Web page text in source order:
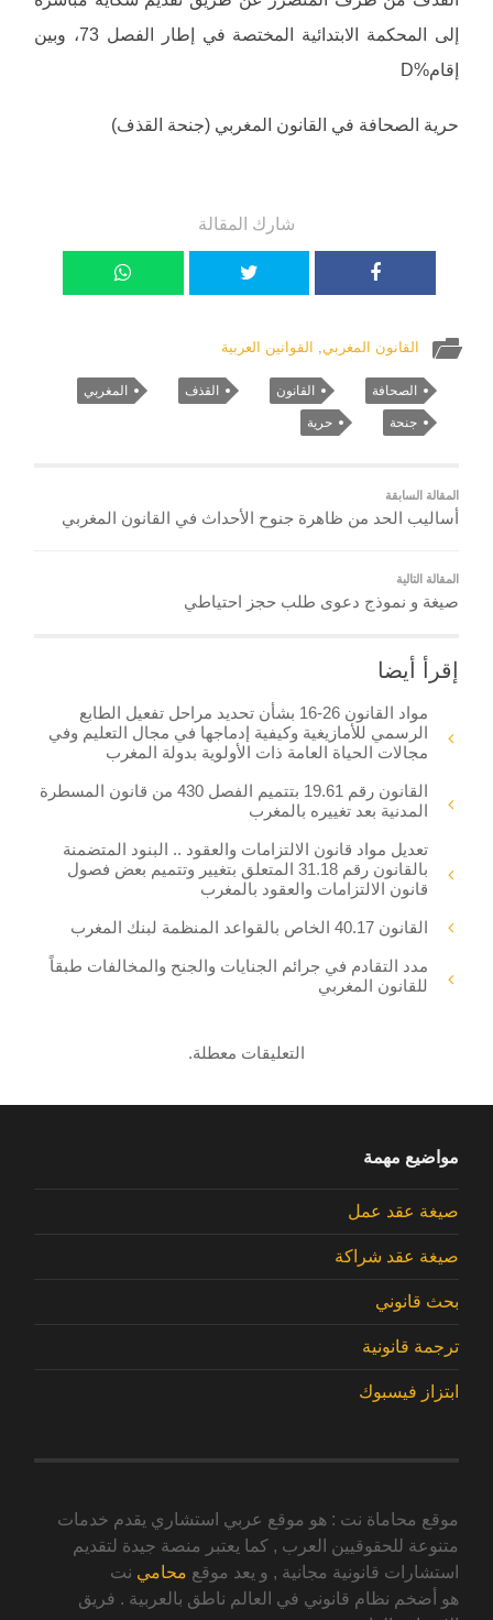
إلى المحكمة الابتدائية المختصة في إطار الفصل 73، وبين
إقام%D
حرية الصحافة في القانون المغربي (جنحة القذف)
شارك المقالة
القانون المغربي, القوانين العربية
الصحافة القانون القذف المغربي
جنحة حرية
المقالة السابقة
أساليب الحد من ظاهرة جنوح الأحداث في القانون المغربي
المقالة التالية
صيغة و نموذج دعوى طلب حجز احتياطي
إقرأ أيضا
مواد القانون 26-16 بشأن تحديد مراحل تفعيل الطابع
الرسمي للأمازيغية وكيفية إدماجها في مجال التعليم وفي
مجالات الحياة العامة ذات الأولوية بدولة المغرب
القانون رقم 19.61 بتتميم الفصل 430 من قانون المسطرة
المدنية بعد تغييره بالمغرب
تعديل مواد قانون الالتزامات والعقود .. البنود المتضمنة
بالقانون رقم 31.18 المتعلق بتغيير وتتميم بعض فصول
قانون الالتزامات والعقود بالمغرب
القانون 40.17 الخاص بالقواعد المنظمة لبنك المغرب
مدد التقادم في جرائم الجنايات والجنح والمخالفات طبقاً
للقانون المغربي
التعليقات معطلة.
مواضيع مهمة
صيغة عقد عمل
صيغة عقد شراكة
بحث قانوني
ترجمة قانونية
ابتزاز فيسبوك
موقع محاماة نت : هو موقع عربي استشاري يقدم خدمات
متنوعة للحقوقيين العرب , كما يعتبر منصة جيدة لتقديم
استشارات قانونية مجانية , و يعد موقع محامي نت
هو أضخم نظام قانوني في العالم ناطق بالعربية . فريق